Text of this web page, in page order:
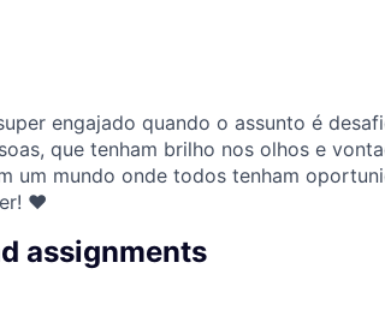
engajado quando o assunto é
que tenham brilho nos olhos e
um mundo onde todos tenham
♥
assignments